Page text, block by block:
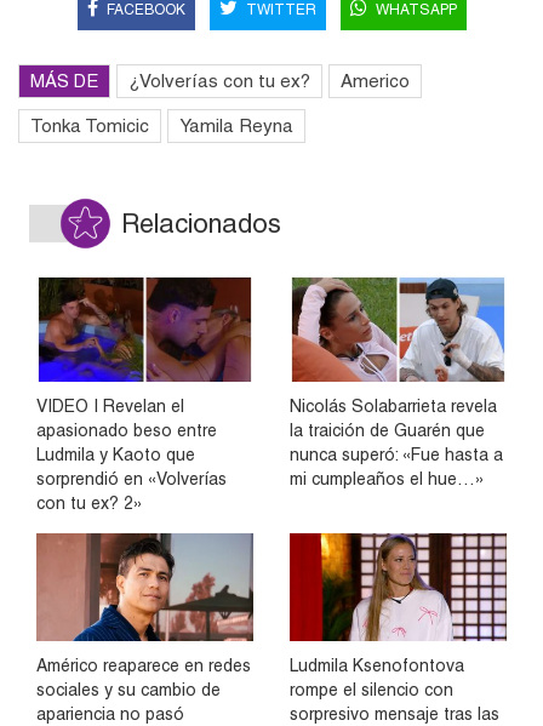
FACEBOOK TWITTER WHATSAPP
MÁS DE ¿Volverías con tu ex? Americo
Tonka Tomicic Yamila Reyna
Relacionados
VIDEO | Revelan el
apasionado beso entre
Ludmila y Kaoto que
sorprendió en «Volverías
con tu ex? 2»
Nicolás Solabarrieta revela
la traición de Guarén que
nunca superó: «Fue hasta a
mi cumpleaños el hue…»
Américo reaparece en redes
sociales y su cambio de
apariencia no pasó
Ludmila Ksenofontova
rompe el silencio con
sorpresivo mensaje tras las